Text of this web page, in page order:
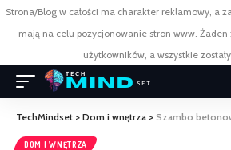
Strona/Blog w całości ma charakter reklamowy, a
mają na celu pozycjonowanie stron www. Żaden
użytkowników, a wszystkie
TechMindset > Dom i wnętrza > Szambo betonowe –
DOM I WNĘTRZA